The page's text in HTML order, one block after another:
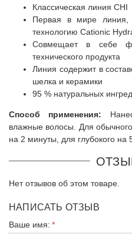
Классическая линия CHI
Первая в мире линия,
технологию Cationic
Совмещает в себе
технического продукта
Линия содержит в
шелка и керамики
95 % натуральных
Способ применения:
влажные волосы. Для
на 2 минуты, для глубокого на
Нет отзывов об этом товаре.
НАПИСАТЬ ОТЗЫВ
Ваше имя: